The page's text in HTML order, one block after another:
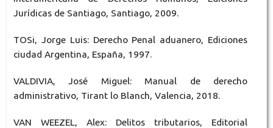
Jurídicas de Santiago, Santiago, 2009.
TOSi, Jorge Luis: Derecho Penal aduanero, Ediciones
ciudad Argentina, España, 1997.
VALDIVIA, José Miguel: Manual de derecho
administrativo, Tirant lo Blanch, Valencia, 2018.
VAN WEEZEL, Alex: Delitos tributarios, Editorial